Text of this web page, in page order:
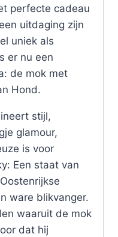
perfecte cadeau
uitdaging zijn
uniek als
er nu een
de mok met
Hond.
stijl,
glamour,
is voor
Een staat van
ware blikvanger.
waaruit de mok
dat hij